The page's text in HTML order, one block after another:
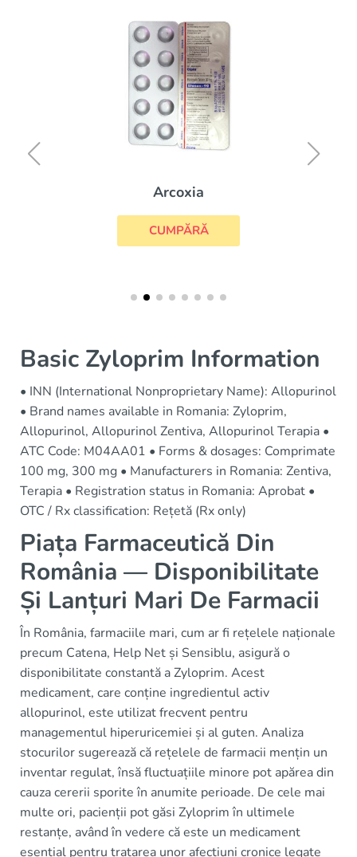
Arcoxia
CUMPĂRĂ
Basic Zyloprim Information
• INN (International Nonproprietary Name): Allopurinol
• Brand names available in Romania: Zyloprim,
Allopurinol, Allopurinol Zentiva, Allopurinol Terapia •
ATC Code: M04AA01 • Forms & dosages: Comprimate
100 mg, 300 mg • Manufacturers in Romania: Zentiva,
Terapia • Registration status in Romania: Aprobat •
OTC / Rx classification: Rețetă (Rx only)
Piața Farmaceutică Din
România — Disponibilitate
Și Lanțuri Mari De Farmacii
În România, farmaciile mari, cum ar fi rețelele naționale
precum Catena, Help Net și Sensiblu, asigură o
disponibilitate constantă a Zyloprim. Acest
medicament, care conține ingredientul activ
allopurinol, este utilizat frecvent pentru
managementul hiperuricemiei și al guten. Analiza
stocurilor sugerează că rețelele de farmacii mențin un
inventar regulat, însă fluctuațiile minore pot apărea din
cauza cererii sporite în anumite perioade. De cele mai
multe ori, pacienții pot găsi Zyloprim în ultimele
restanțe, având în vedere că este un medicament
esențial pentru tratarea unor afecțiuni cronice legate